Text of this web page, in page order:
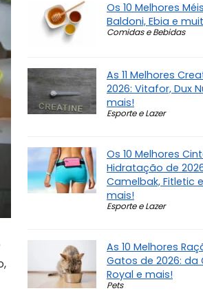
Os 10 Melhores
Baldoni, Ebia e
Comidas e Bebidas
As 11 Melhores
2026: Vitafor, Dux
mais!
Esporte e Lazer
Os 10 Melhores
Hidratação de
Camelbak, Fitletic
mais!
Esporte e Lazer
As 10 Melhores
Gatos de 2026: da
Royal e mais!
Pets